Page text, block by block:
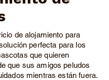
de alojamiento para
perfecta para los
que quieren
que sus amigos peludos
mientras están fuera.